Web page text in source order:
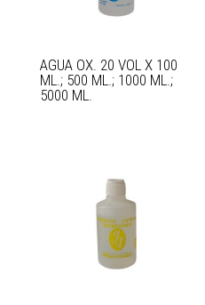
AGUA OX. 20 VOL X 100
ML.; 500 ML.; 1000 ML.;
5000 ML.